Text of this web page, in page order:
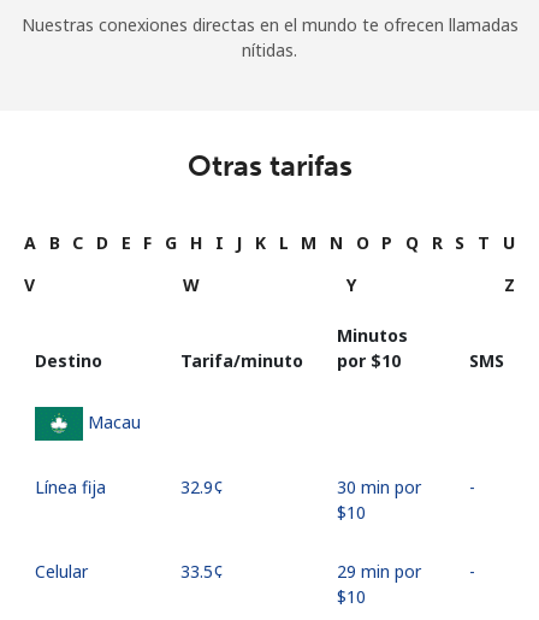
Nuestras conexiones directas en el mundo te ofrecen llamadas
nítidas.
Otras tarifas
A B C D E F G H I J K L M N O P Q R S T
U
V
W Y Z
Destino Tarifa/minuto
Minutos
por ⁦$10⁩
SMS
Macau
Línea fija ⁦32.9¢⁩
30 min por
⁦$10⁩
-
Celular ⁦33.5¢⁩
29 min por
⁦$10⁩
-